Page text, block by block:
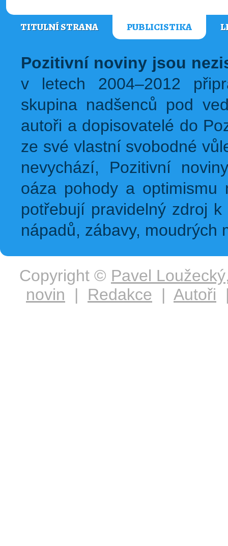
TITULNÍ STRANA PUBLICISTIKA
Pozitivní noviny jsou
v letech 2004–2012
skupina nadšenců pod
autoři a dopisovatelé do
ze své vlastní svobodné
nevychází, Pozitivní
oáza pohody a
potřebují pravidelný zdroj
nápadů, zábavy, moudrých
Copyright © Pavel Loužecký
novin | Redakce | Autoři